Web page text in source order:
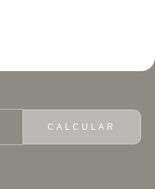
CALCULAR